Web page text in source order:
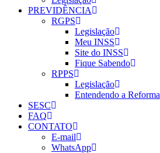
PREVIDÊNCIA
RGPS
Legislação
Meu INSS
Site do INSS
Fique Sabendo
RPPS
Legislação
Entendendo a Reforma
SESC
FAQ
CONTATO
E-mail
WhatsApp